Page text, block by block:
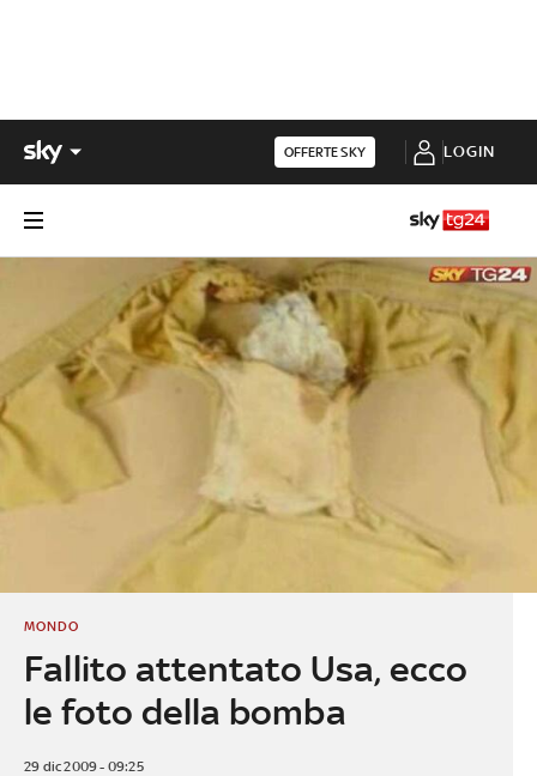
OFFERTE SKY LOGIN
Fallito attentato Usa, ecco
le foto della bomba
MONDO
29 dic 2009 - 09:25